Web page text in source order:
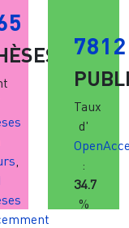
,
7812
Taux
d'
:
34.7
%